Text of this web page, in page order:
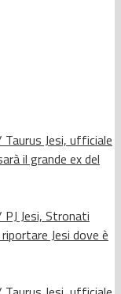
Jesi, ufficiale
il grande ex del
Jesi, Stronati
Jesi dove è